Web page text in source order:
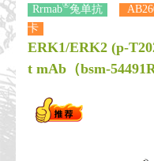
Rrmab®兔单抗
卡
ERK1/ERK2 (p-
t mAb （bsm-54491R